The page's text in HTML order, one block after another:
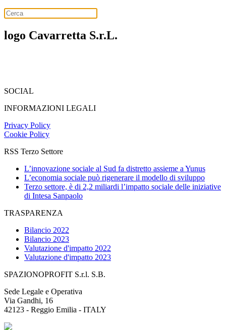
logo Cavarretta S.r.L.
SOCIAL
INFORMAZIONI LEGALI
Privacy Policy
Cookie Policy
RSS Terzo Settore
L’innovazione sociale al Sud fa distretto assieme a Yunus
L’economia sociale può rigenerare il modello di sviluppo
Terzo settore, è di 2,2 miliardi l’impatto sociale delle iniziative
di Intesa Sanpaolo
TRASPARENZA
Bilancio 2022
Bilancio 2023
Valutazione d'impatto 2022
Valutazione d'impatto 2023
SPAZIONOPROFIT S.r.l. S.B.
Sede Legale e Operativa
Via Gandhi, 16
42123 - Reggio Emilia - ITALY